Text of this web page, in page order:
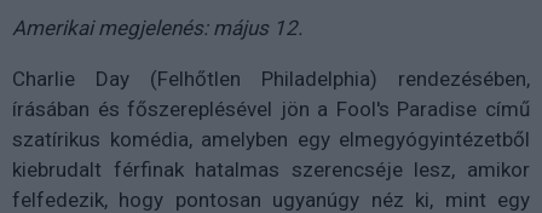
Amerikai megjelenés: május 12.
Charlie Day (Felhőtlen Philadelphia) rendezésében,
írásában és főszereplésével jön a Fool's Paradise című
szatírikus komédia, amelyben egy elmegyógyintézetből
kiebrudalt férfinak hatalmas szerencséje lesz, amikor
felfedezik, hogy pontosan ugyanúgy néz ki, mint egy